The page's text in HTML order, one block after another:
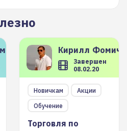
Кирилл
Завершен
08.02.20
Новичкам
Акции
Обучение
Торговля по